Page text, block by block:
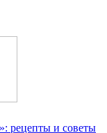
рецепты и советы